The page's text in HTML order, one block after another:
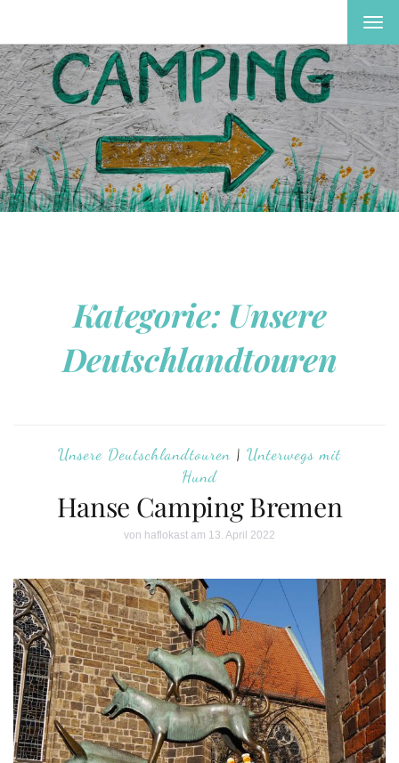
Kategorie: Unsere
Deutschlandtouren
Unsere Deutschlandtouren | Unterwegs mit
Hund
Hanse Camping Bremen
von haflokast am 13. April 2022